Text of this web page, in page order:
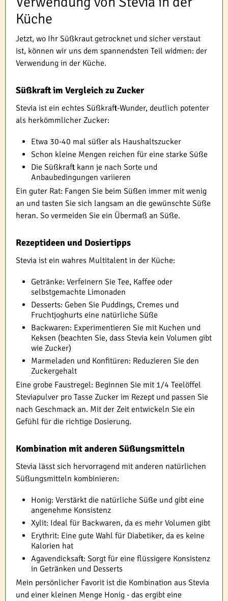
Küche
Jetzt, wo Ihr Süßkraut getrocknet und sicher verstaut
ist, können wir uns dem spannendsten Teil widmen: der
Verwendung in der Küche.
Süßkraft im Vergleich zu Zucker
Stevia ist ein echtes Süßkraft-Wunder, deutlich potenter
als herkömmlicher Zucker:
Etwa 30-40 mal süßer als Haushaltszucker
Schon kleine Mengen reichen für eine starke Süße
Die Süßkraft kann je nach Sorte und
Anbaubedingungen variieren
Ein guter Rat: Fangen Sie beim Süßen immer mit wenig
an und tasten Sie sich langsam an die gewünschte Süße
heran. So vermeiden Sie ein Übermaß an Süße.
Rezeptideen und Dosiertipps
Stevia ist ein wahres Multitalent in der Küche:
Getränke: Verfeinern Sie Tee, Kaffee oder
selbstgemachte Limonaden
Desserts: Geben Sie Puddings, Cremes und
Fruchtjoghurts eine natürliche Süße
Backwaren: Experimentieren Sie mit Kuchen und
Keksen (beachten Sie, dass Stevia kein Volumen gibt
wie Zucker)
Marmeladen und Konfitüren: Reduzieren Sie den
Zuckergehalt
Eine grobe Faustregel: Beginnen Sie mit 1/4 Teelöffel
Steviapulver pro Tasse Zucker im Rezept und passen Sie
nach Geschmack an. Mit der Zeit entwickeln Sie ein
Gefühl für die richtige Dosierung.
Kombination mit anderen Süßungsmitteln
Stevia lässt sich hervorragend mit anderen natürlichen
Süßungsmitteln kombinieren:
Honig: Verstärkt die natürliche Süße und gibt eine
angenehme Konsistenz
Xylit: Ideal für Backwaren, da es mehr Volumen gibt
Erythrit: Eine gute Wahl für Diabetiker, da es keine
Kalorien hat
Agavendicksaft: Sorgt für eine flüssigere Konsistenz
in Getränken und Desserts
Mein persönlicher Favorit ist die Kombination aus Stevia
und einer kleinen Menge Honig - das ergibt eine